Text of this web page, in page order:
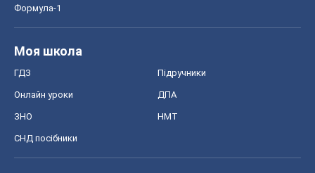
Формула-1
Моя школа
ГДЗ Підручники
Онлайн уроки ДПА
ЗНО НМТ
СНД посібники